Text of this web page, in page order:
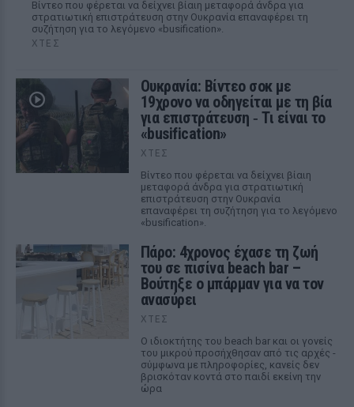
Βίντεο που φέρεται να δείχνει βίαιη μεταφορά άνδρα για
στρατιωτική επιστράτευση στην Ουκρανία επαναφέρει τη
συζήτηση για το λεγόμενο «busification».
ΧΤΕΣ
Ουκρανία: Βίντεο σοκ με
19χρονο να οδηγείται με τη βία
για επιστράτευση ‑ Τι είναι το
«busification»
ΧΤΕΣ
Βίντεο που φέρεται να δείχνει βίαιη
μεταφορά άνδρα για στρατιωτική
επιστράτευση στην Ουκρανία
επαναφέρει τη συζήτηση για το λεγόμενο
«busification».
Πάρο: 4χρονος έχασε τη ζωή
του σε πισίνα beach bar –
Βούτηξε ο μπάρμαν για να τον
ανασύρει
ΧΤΕΣ
Ο ιδιοκτήτης του beach bar και οι γονείς
του μικρού προσήχθησαν από τις αρχές -
σύμφωνα με πληροφορίες, κανείς δεν
βρισκόταν κοντά στο παιδί εκείνη την
ώρα